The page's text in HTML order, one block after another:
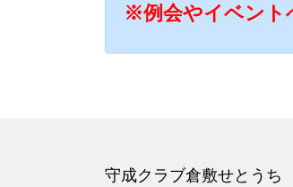
※例会やイベント
守成クラブ倉敷せとう